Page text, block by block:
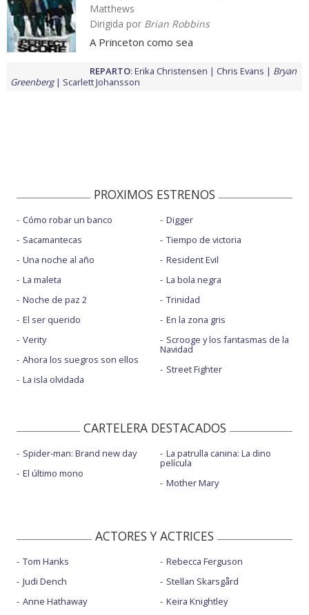
Matthews
Dirigida por Brian Robbins
A Princeton como sea
REPARTO: Erika Christensen Chris Evans
Bryan
Greenberg
Scarlett Johansson
PROXIMOS ESTRENOS
Cómo robar un banco
Sacamantecas
Una noche al año
La maleta
Noche de paz 2
El ser querido
Verity
Ahora los suegros son ellos
La isla olvidada
Digger
Tiempo de victoria
Resident Evil
La bola negra
Trinidad
En la zona gris
Scrooge y los fantasmas de la
Navidad
Street Fighter
CARTELERA DESTACADOS
Spider-man: Brand new day
El último mono
La patrulla canina: La dino
película
Mother Mary
ACTORES Y ACTRICES
Tom Hanks
Judi Dench
Anne Hathaway
Rebecca Ferguson
Stellan Skarsgård
Keira Knightley